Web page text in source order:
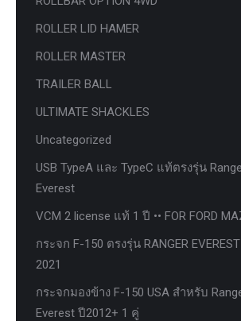
ROLLER LID HAMER
ROLLER MASTER
TRAILER BALL
ULTIMATE SHACKLES
Uncategorized
USB TypeA และ TypeC แท้ตรงรุ่น
Everest
VCM 2 license แท้ 1 ปี •• FOR FORD
กระจก F-150 ตรงรุ่น RANGER
2021
กระจกมองข้าง F-150 USA สำหรับ
Everest ปี2012+ 1 คู่